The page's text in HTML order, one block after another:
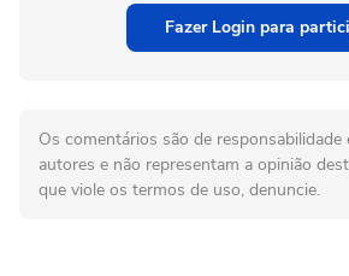
Fazer Login para
Os comentários são de responsabilidade
autores e não representam a opinião
que viole os termos de uso, denuncie.